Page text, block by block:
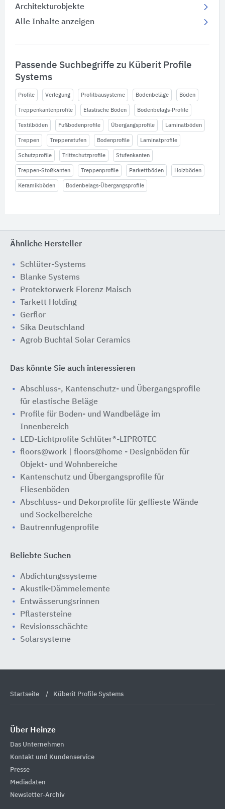
Architekturobjekte
Alle Inhalte anzeigen
Passende Suchbegriffe zu Küberit Profile
Systems
Profile Verlegung Profilbausysteme Bodenbeläge Böden
Treppenkantenprofile Elastische Böden Bodenbelags-Profile
Textilböden Fußbodenprofile Übergangsprofile Laminatböden
Treppen Treppenstufen Bodenprofile Laminatprofile
Schutzprofile Trittschutzprofile Stufenkanten
Treppen-Stoßkanten Treppenprofile Parkettböden Holzböden
Keramikböden Bodenbelags-Übergangsprofile
Ähnliche Hersteller
Schlüter-Systems
Blanke Systems
Protektorwerk Florenz Maisch
Tarkett Holding
Gerflor
Sika Deutschland
Agrob Buchtal Solar Ceramics
Das könnte Sie auch interessieren
Abschluss-, Kantenschutz- und Übergangsprofile
für elastische Beläge
Profile für Boden- und Wandbeläge im
Innenbereich
LED-Lichtprofile Schlüter®-LIPROTEC
floors@work | floors@home - Designböden für
Objekt- und Wohnbereiche
Kantenschutz und Übergangsprofile für
Fliesenböden
Abschluss- und Dekorprofile für geflieste Wände
und Sockelbereiche
Bautrennfugenprofile
Beliebte Suchen
Abdichtungssysteme
Akustik-Dämmelemente
Entwässerungsrinnen
Pflastersteine
Revisionsschächte
Solarsysteme
Startseite Küberit Profile Systems
Über Heinze
Das Unternehmen
Kontakt und Kundenservice
Presse
Mediadaten
Newsletter-Archiv